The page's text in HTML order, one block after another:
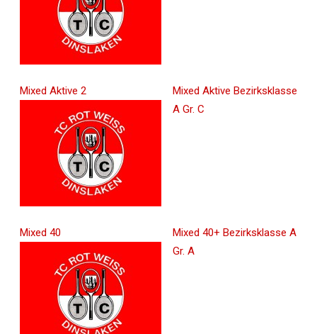
Mixed Aktive 2
Mixed Aktive Bezirksklasse
A Gr. C
Mixed 40
Mixed 40+ Bezirksklasse A
Gr. A